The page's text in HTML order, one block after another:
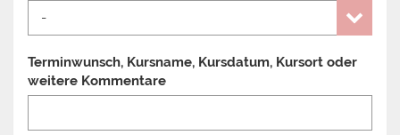
Terminwunsch, Kursname, Kursdatum, Kursort oder
weitere Kommentare